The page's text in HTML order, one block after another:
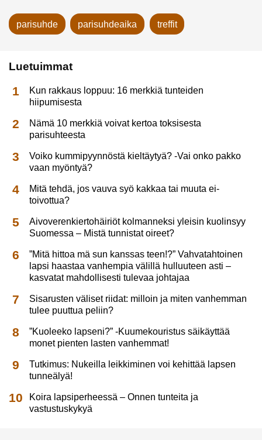
parisuhde parisuhdeaika treffit
Luetuimmat
Kun rakkaus loppuu: 16 merkkiä tunteiden
hiipumisesta
Nämä 10 merkkiä voivat kertoa toksisesta
parisuhteesta
Voiko kummipyynnöstä kieltäytyä? -Vai onko pakko
vaan myöntyä?
Mitä tehdä, jos vauva syö kakkaa tai muuta ei-
toivottua?
Aivoverenkiertohäiriöt kolmanneksi yleisin kuolinsyy
Suomessa – Mistä tunnistat oireet?
”Mitä hittoa mä sun kanssas teen!?” Vahvatahtoinen
lapsi haastaa vanhempia välillä hulluuteen asti –
kasvatat mahdollisesti tulevaa johtajaa
Sisarusten väliset riidat: milloin ja miten vanhemman
tulee puuttua peliin?
”Kuoleeko lapseni?” -Kuumekouristus säikäyttää
monet pienten lasten vanhemmat!
Tutkimus: Nukeilla leikkiminen voi kehittää lapsen
tunneälyä!
Koira lapsiperheessä – Onnen tunteita ja
vastustuskykyä